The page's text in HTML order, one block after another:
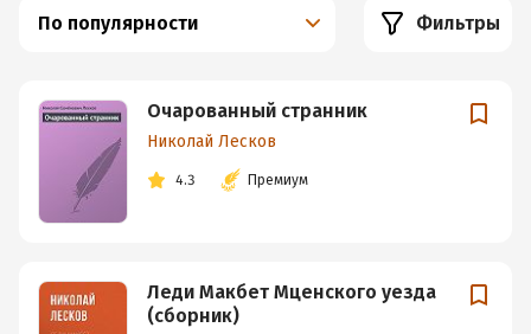
По популярности Фильтры
Очарованный странник
Николай Лесков
4.3 Премиум
Леди Макбет Мценского уезда
(сборник)